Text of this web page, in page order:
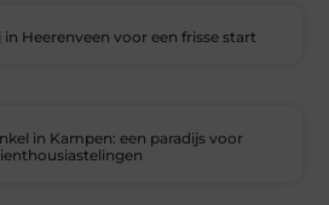
Heerenveen voor een frisse start
in Kampen: een paradijs voor